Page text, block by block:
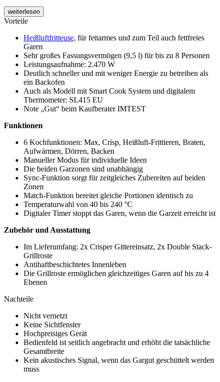
weiterlesen
Vorteile
Heißluftfritteuse, für fettarmes und zum Teil auch fettfreies
Garen
Sehr großes Fassungsvermögen (9,5 l) für bis zu 8 Personen
Leistungsaufnahme: 2.470 W
Deutlich schneller und mit weniger Energie zu betreiben als
ein Backofen
Auch als Modell mit Smart Cook System und digitalem
Thermometer: SL415 EU
Note „Gut“ beim Kaufberater IMTEST
Funktionen
6 Kochfunktionen: Max, Crisp, Heißluft-Frittieren, Braten,
Aufwärmen, Dörren, Backen
Manueller Modus für individuelle Ideen
Die beiden Garzonen sind unabhängig
Sync-Funktion sorgt für zeitgleiches Zubereiten auf beiden
Zonen
Match-Funktion bereitet gleiche Portionen identisch zu
Temperaturwahl von 40 bis 240 °C
Digitaler Timer stoppt das Garen, wenn die Garzeit erreicht ist
Zubehör und Ausstattung
Im Lieferumfang: 2x Crisper Gittereinsatz, 2x Double Stack-
Grillroste
Antihaftbeschichtetes Innenleben
Die Grillroste ermöglichen gleichzeitiges Garen auf bis zu 4
Ebenen
Nachteile
Nicht vernetzt
Keine Sichtfenster
Hochpreisiges Gerät
Bedienfeld ist seitlich angebracht und erhöht die tatsächliche
Gesamtbreite
Kein akustisches Signal, wenn das Gargut geschüttelt werden
muss